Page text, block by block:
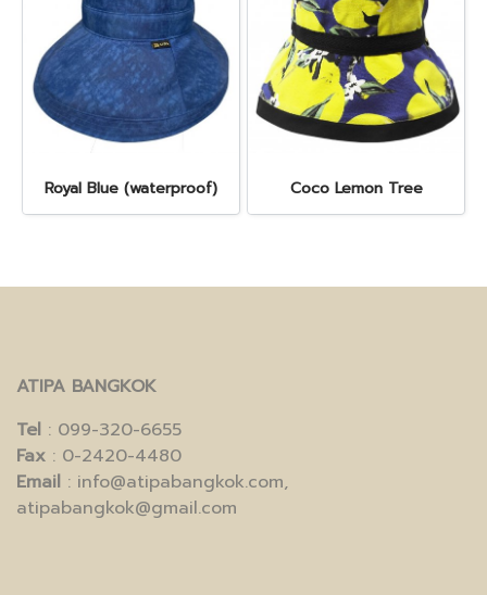
Royal Blue (waterproof) Coco Lemon Tree
ATIPA BANGKOK
Tel : 099-320-6655
Fax : 0-2420-4480
Email : info@atipabangkok.com,
atipabangkok@gmail.com